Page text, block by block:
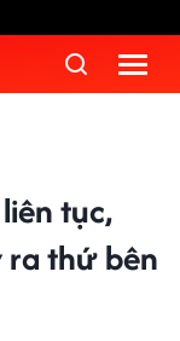
tục,
ra thứ bên